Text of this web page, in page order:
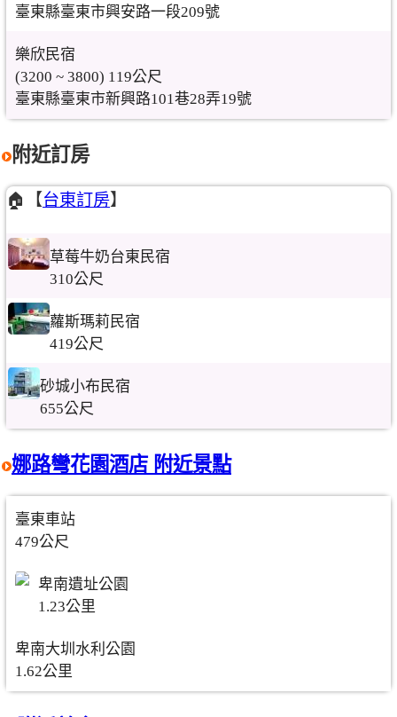
臺東縣臺東市興安路一段209號
樂欣民宿
(3200 ~ 3800) 119公尺
臺東縣臺東市新興路101巷28弄19號
附近訂房
🏠【台東訂房】
草莓牛奶台東民宿
310公尺
蘿斯瑪莉民宿
419公尺
砂城小布民宿
655公尺
娜路彎花園酒店 附近景點
臺東車站
479公尺
卑南遺址公園
1.23公里
卑南大圳水利公園
1.62公里